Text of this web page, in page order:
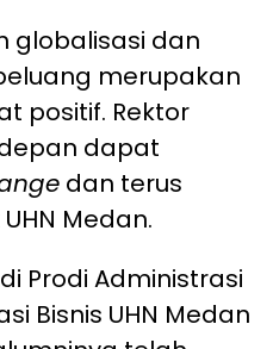
globalisasi dan
merupakan
positif. Rektor
dapat
dan terus
Medan.
Prodi Administrasi
Bisnis UHN Medan